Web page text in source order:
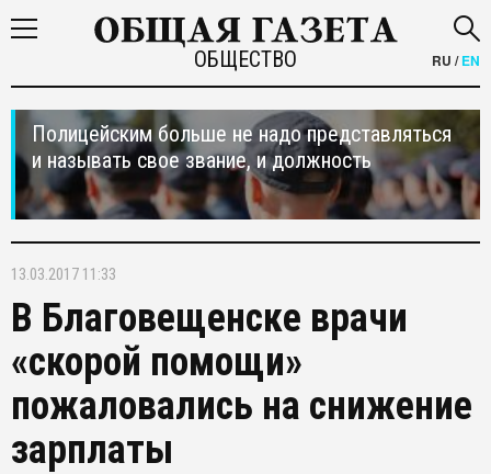
ОБЩЕСТВО RU /EN
Полицейским больше не надо представляться
и называть свое звание, и должность
13.03.2017 11:33
В Благовещенске врачи
«скорой помощи»
пожаловались на снижение
зарплаты